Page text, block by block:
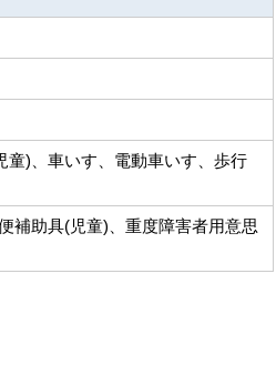
童)、車いす、電動車いす、歩行
補助具(児童)、重度障害者用意思